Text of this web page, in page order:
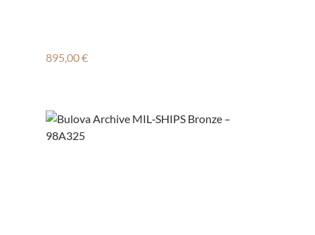
Regulärer Preis:
895,00 €